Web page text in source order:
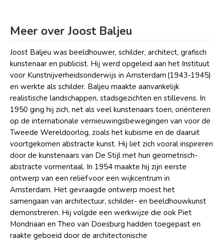
Meer over Joost Baljeu
Joost Baljeu was beeldhouwer, schilder, architect, grafisch
kunstenaar en publicist. Hij werd opgeleid aan het Instituut
voor Kunstnijverheidsonderwijs in Amsterdam (1943-1945)
en werkte als schilder. Baljeu maakte aanvankelijk
realistische landschappen, stadsgezichten en stillevens. In
1950 ging hij zich, net als veel kunstenaars toen, oriënteren
op de internationale vernieuwingsbewegingen van voor de
Tweede Wereldoorlog, zoals het kubisme en de daaruit
voortgekomen abstracte kunst. Hij liet zich vooral inspireren
door de kunstenaars van De Stijl met hun geometrisch-
abstracte vormentaal. In 1954 maakte hij zijn eerste
ontwerp van een reliëf voor een wijkcentrum in
Amsterdam. Het gevraagde ontwerp moest het
samengaan van architectuur, schilder- en beeldhouwkunst
demonstreren. Hij volgde een werkwijze die ook Piet
Mondriaan en Theo van Doesburg hadden toegepast en
raakte geboeid door de architectonische